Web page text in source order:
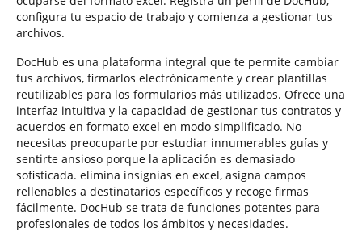
configura tu espacio de trabajo y comienza a gestionar tus
archivos.
DocHub es una plataforma integral que te permite cambiar
tus archivos, firmarlos electrónicamente y crear plantillas
reutilizables para los formularios más utilizados. Ofrece una
interfaz intuitiva y la capacidad de gestionar tus contratos y
acuerdos en formato excel en modo simplificado. No
necesitas preocuparte por estudiar innumerables guías y
sentirte ansioso porque la aplicación es demasiado
sofisticada. elimina insignias en excel, asigna campos
rellenables a destinatarios específicos y recoge firmas
fácilmente. DocHub se trata de funciones potentes para
profesionales de todos los ámbitos y necesidades.